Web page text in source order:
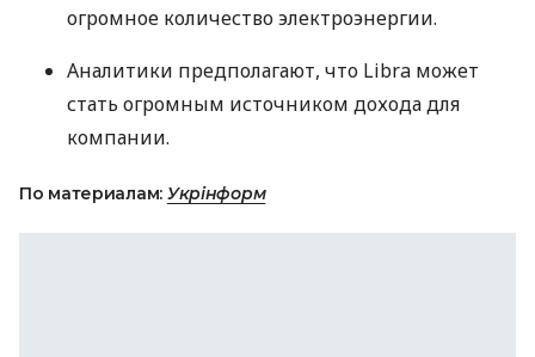
огромное количество электроэнергии.
Аналитики предполагают, что Libra может
стать огромным источником дохода для
компании.
По материалам: Укрінформ